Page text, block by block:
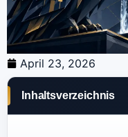
April 23, 2026
Inhaltsverzeichnis